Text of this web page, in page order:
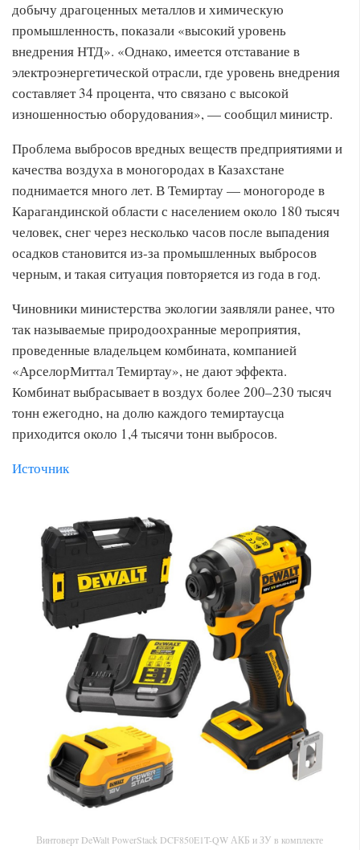
добычу драгоценных металлов и химическую
промышленность, показали «высокий уровень
внедрения НТД». «Однако, имеется отставание в
электроэнергетической отрасли, где уровень внедрения
составляет 34 процента, что связано с высокой
изношенностью оборудования», — сообщил министр.
Проблема выбросов вредных веществ предприятиями и
качества воздуха в моногородах в Казахстане
поднимается много лет. В Темиртау — моногороде в
Карагандинской области с населением около 180 тысяч
человек, снег через несколько часов после выпадения
осадков становится из-за промышленных выбросов
черным, и такая ситуация повторяется из года в год.
Чиновники министерства экологии заявляли ранее, что
так называемые природоохранные мероприятия,
проведенные владельцем комбината, компанией
«АрселорМиттал Темиртау», не дают эффекта.
Комбинат выбрасывает в воздух более 200–230 тысяч
тонн ежегодно, на долю каждого темиртаусца
приходится около 1,4 тысячи тонн выбросов.
Источник
Винтоверт DeWalt PowerStack DCF850E1T-QW АКБ и ЗУ в комплекте